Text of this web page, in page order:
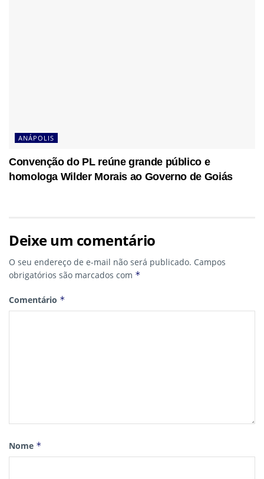
ANÁPOLIS
Convenção do PL reúne grande público e
homologa Wilder Morais ao Governo de Goiás
Deixe um comentário
O seu endereço de e-mail não será publicado. Campos
obrigatórios são marcados com *
Comentário *
Nome *